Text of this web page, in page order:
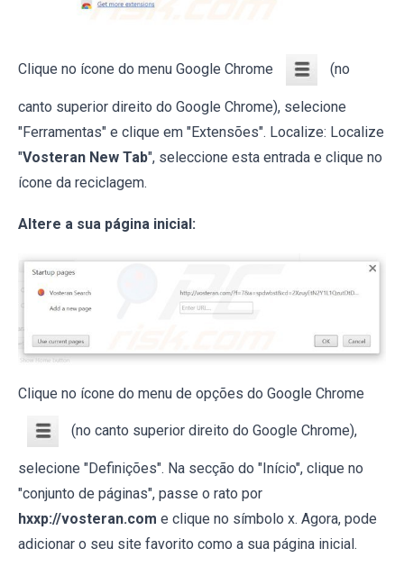
Clique no ícone do menu Google Chrome (no
canto superior direito do Google Chrome), selecione
"Ferramentas" e clique em "Extensões". Localize: Localize
"Vosteran New Tab", seleccione esta entrada e clique no
ícone da reciclagem.
Altere a sua página inicial:
Clique no ícone do menu de opções do Google Chrome
(no canto superior direito do Google Chrome),
selecione "Definições". Na secção do "Início", clique no
"conjunto de páginas", passe o rato por
hxxp://vosteran.com e clique no símbolo x. Agora, pode
adicionar o seu site favorito como a sua página inicial.